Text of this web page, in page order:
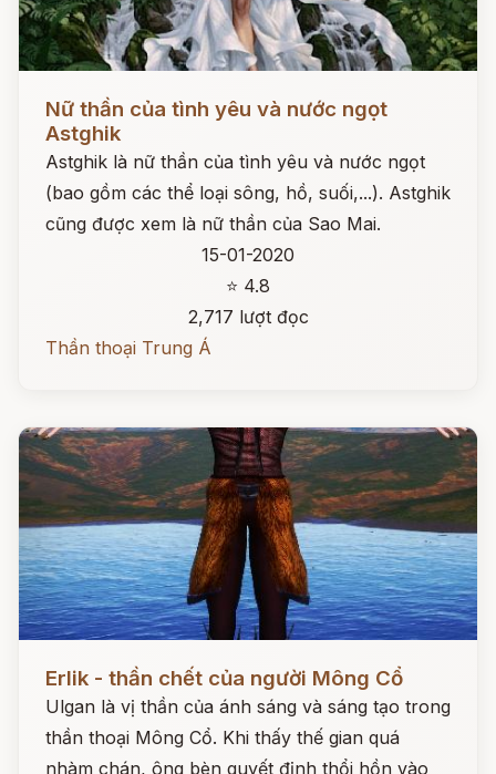
Nữ thần của tình yêu và nước ngọt
Astghik
Astghik là nữ thần của tình yêu và nước ngọt
(bao gồm các thể loại sông, hồ, suối,...). Astghik
cũng được xem là nữ thần của Sao Mai.
15-01-2020
⭐ 4.8
2,717 lượt đọc
Thần thoại Trung Á
Erlik - thần chết của người Mông Cổ
Ulgan là vị thần của ánh sáng và sáng tạo trong
thần thoại Mông Cổ. Khi thấy thế gian quá
nhàm chán, ông bèn quyết định thổi hồn vào